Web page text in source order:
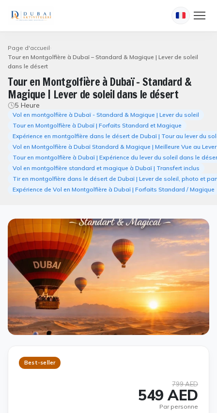
Page d'accueil
Tour en Montgolfière à Dubaï – Standard & Magique | Lever de soleil
dans le désert
Tour en Montgolfière à Dubaï – Standard &
Magique | Lever de soleil dans le désert
5 Heure
Vol en montgolfière à Dubaï - Standard & Magique | Lever du soleil
Tour en Montgolfière à Dubaï | Forfaits Standard et Magique
Expérience en montgolfière dans le désert de Dubaï | Tour au lever du
Vol en Montgolfière à Dubaï Standard & Magique | Meilleure Vue au
Tour en montgolfière à Dubaï | Expérience du lever du soleil dans le
Vol en montgolfière standard et magique à Dubaï | Transfert inclus
Tir en montgolfière dans le désert de Dubaï | Lever de soleil, photo et
Expérience de Vol en Montgolfière à Dubaï | Forfaits Standard / Magique
Best-seller
799 AED
549 AED
Par personne